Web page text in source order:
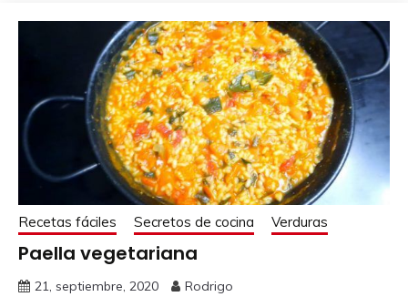
Recetas fáciles Secretos de cocina Verduras
Paella vegetariana
21, septiembre, 2020 Rodrigo